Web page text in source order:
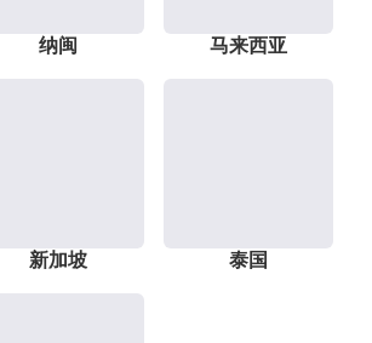
纳闽 马来西亚
新加坡 泰国